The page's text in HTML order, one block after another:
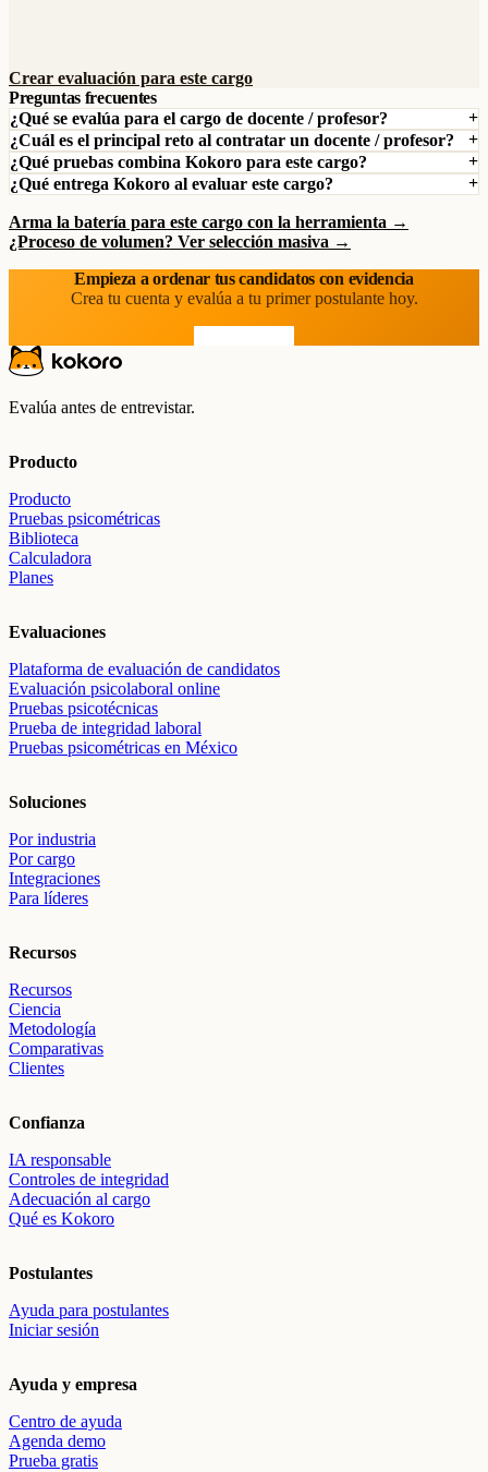
Crear evaluación para este cargo
Preguntas frecuentes
¿Qué se evalúa para el cargo de docente / profesor?
¿Cuál es el principal reto al contratar un docente / profesor?
¿Qué pruebas combina Kokoro para este cargo?
¿Qué entrega Kokoro al evaluar este cargo?
Arma la batería para este cargo con la herramienta →
¿Proceso de volumen? Ver selección masiva →
Empieza a ordenar tus candidatos con evidencia
Crea tu cuenta y evalúa a tu primer postulante hoy.
Evalúa antes de entrevistar.
Producto
Producto
Pruebas psicométricas
Biblioteca
Calculadora
Planes
Evaluaciones
Plataforma de evaluación de candidatos
Evaluación psicolaboral online
Pruebas psicotécnicas
Prueba de integridad laboral
Pruebas psicométricas en México
Soluciones
Por industria
Por cargo
Integraciones
Para líderes
Recursos
Recursos
Ciencia
Metodología
Comparativas
Clientes
Confianza
IA responsable
Controles de integridad
Adecuación al cargo
Qué es Kokoro
Postulantes
Ayuda para postulantes
Iniciar sesión
Ayuda y empresa
Centro de ayuda
Agenda demo
Prueba gratis